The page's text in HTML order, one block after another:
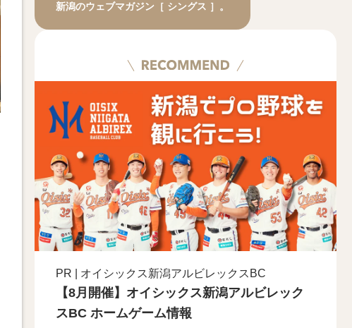
新潟のウェブマガジン［ シングス ］。
PR | オイシックス新潟アルビレックスBC
【8月開催】オイシックス新潟アルビレック
スBC ホームゲーム情報